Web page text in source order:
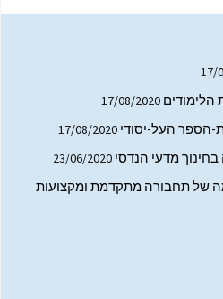
17/
הלימודים 17/08/2020
הספר העל-יסודי 17/08/2020
מדעי הנדסי 23/06/2020
של תחבורה מתקדמת ומקצועות